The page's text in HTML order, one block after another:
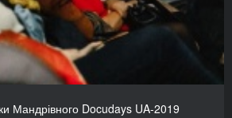
Мандрівного Docudays UA-2019